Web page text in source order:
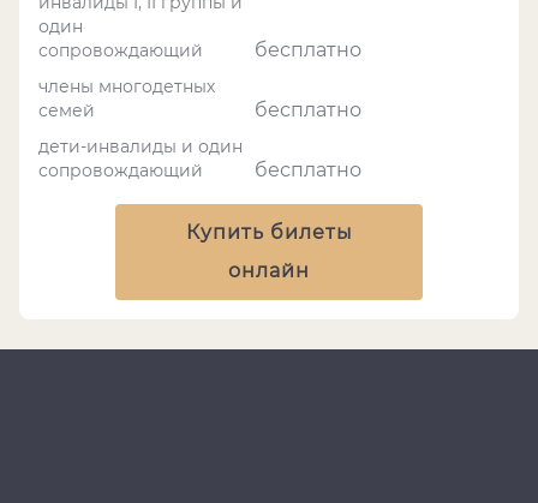
один
сопровождающий
бесплатно
члены многодетных
семей
бесплатно
дети-инвалиды и один
сопровождающий
бесплатно
Купить билеты
онлайн